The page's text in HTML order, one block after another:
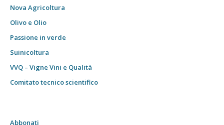
Nova Agricoltura
Olivo e Olio
Passione in verde
Suinicoltura
VVQ – Vigne Vini e Qualità
Comitato tecnico scientifico
Abbonati